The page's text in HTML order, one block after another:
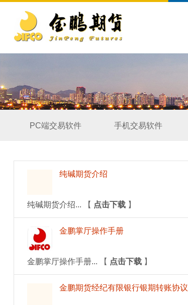
PC端交易软件 手机交易软件
纯碱期货介绍
纯碱期货介绍... 【 点击下载】
金鹏掌厅操作手册
金鹏掌厅操作手册... 【 点击下载】
金鹏期货经纪有限银行银期转账协议